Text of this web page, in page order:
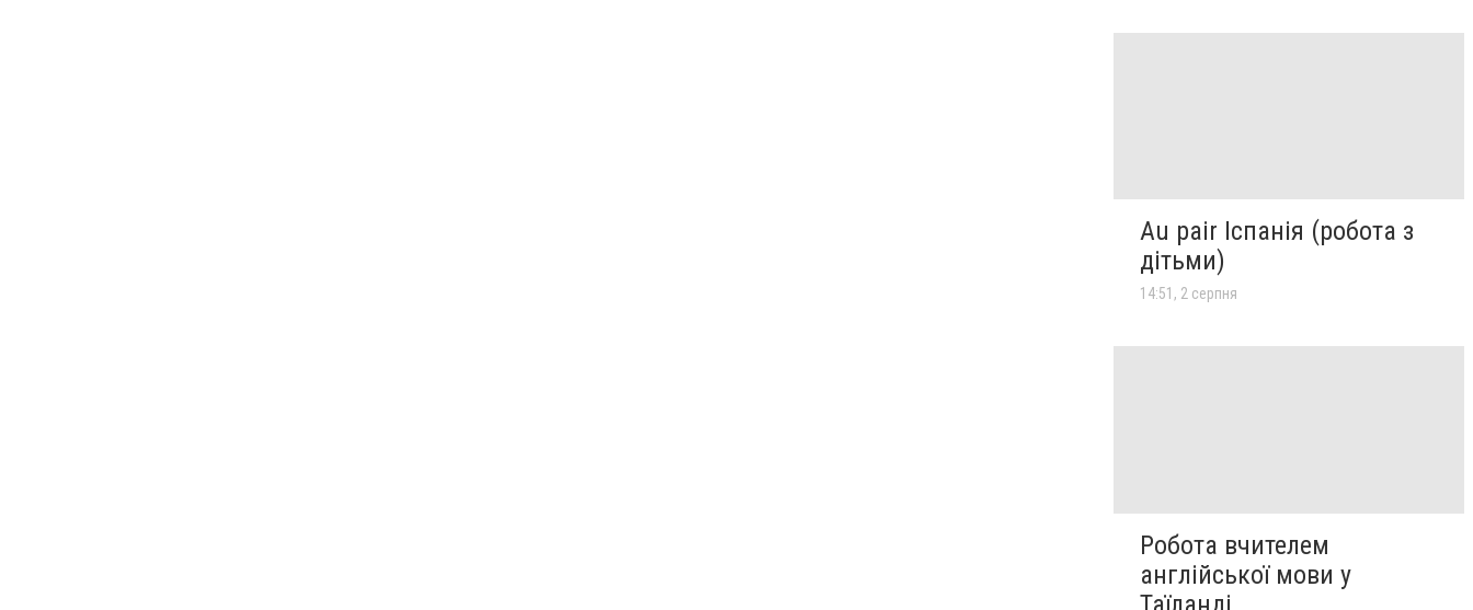
Au pair Іспанія (робота з
дітьми)
14:51, 2 серпня
Робота вчителем
англійської мови у